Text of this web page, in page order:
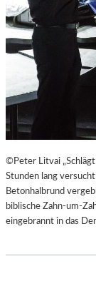
©Peter Litvai „Schlägt
Stunden lang
Betonhalbrund
biblische Zahn-um-
eingebrannt in das